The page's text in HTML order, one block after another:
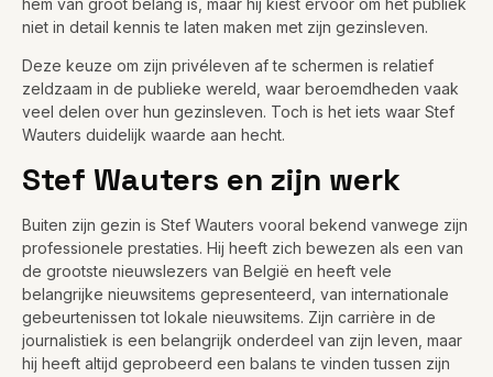
hem van groot belang is, maar hij kiest ervoor om het publiek
niet in detail kennis te laten maken met zijn gezinsleven.
Deze keuze om zijn privéleven af te schermen is relatief
zeldzaam in de publieke wereld, waar beroemdheden vaak
veel delen over hun gezinsleven. Toch is het iets waar Stef
Wauters duidelijk waarde aan hecht.
Stef Wauters en zijn werk
Buiten zijn gezin is Stef Wauters vooral bekend vanwege zijn
professionele prestaties. Hij heeft zich bewezen als een van
de grootste nieuwslezers van België en heeft vele
belangrijke nieuwsitems gepresenteerd, van internationale
gebeurtenissen tot lokale nieuwsitems. Zijn carrière in de
journalistiek is een belangrijk onderdeel van zijn leven, maar
hij heeft altijd geprobeerd een balans te vinden tussen zijn